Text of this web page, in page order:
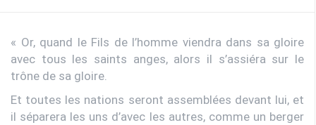
« Or, quand le Fils de l’homme viendra dans sa gloire
avec tous les saints anges, alors il s’assiéra sur le
trône de sa gloire.
Et toutes les nations seront assemblées devant lui, et
il séparera les uns d’avec les autres, comme un berger